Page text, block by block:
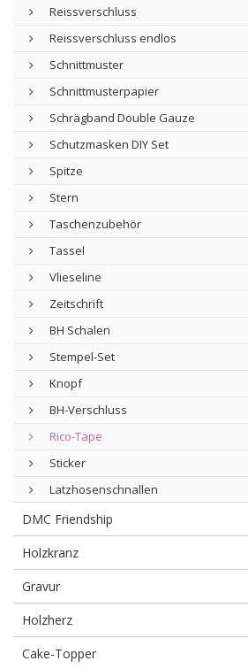
Reissverschluss
Reissverschluss endlos
Schnittmuster
Schnittmusterpapier
Schrägband Double Gauze
Schutzmasken DIY Set
Spitze
Stern
Taschenzubehör
Tassel
Vlieseline
Zeitschrift
BH Schalen
Stempel-Set
Knopf
BH-Verschluss
Rico-Tape
Sticker
Latzhosenschnallen
DMC Friendship
Holzkranz
Gravur
Holzherz
Cake-Topper